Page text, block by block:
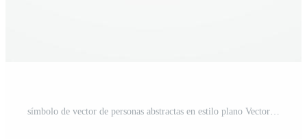
símbolo de vector de personas abstractas en estilo plano Vector Pro